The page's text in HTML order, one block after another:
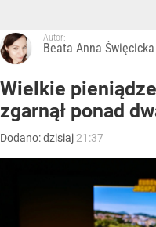
Autor:
Beata Anna Święcicka
Wielkie
zgarnął ponad
Dodano:dzisiaj 21:37